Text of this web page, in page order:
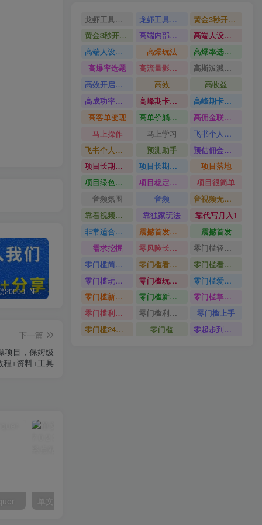
白菜价解锁20000+N个赚钱机会，加入轻创终点站会员，全站资源免费学习。
下一篇
项目，保姆级
程+资料+工具
龙虾工具完整部署教学图文视频理财多赛道AI变现 龙虾工具完整部署教学
黄金3秒开头与标题海报玩法六大运营硬核技能高效变现
黄金3秒开头与标题海报玩法
高端内部魔灵召唤挂G打金
高端人设搭建积累客户信任图文剪辑谈单转化实操教学
高端人设搭建积累客户信任
高爆玩法
高爆率选题方法
高爆率选题
高流量影视片
高斯泼溅与游戏化交互课程
高效开启跨境賺钱新通道
高效
高收益
高成功率爆款全流程打法
高峰期卡顿利润被抽干私域直播核心痛点解析
高峰期卡顿利润被抽干
高客单变现
高单价躺賺玩法
高佣金联盟课
马上操作
马上学习
飞书个人版100G注册教程无需额外扩容
飞书个人版100G注册教程
预测助手
预估佣金有2200
项目长期稳定宝妈上班族既能兼职增收
项目长期稳定
项目落地
项目绿色长久
项目稳定落地两年以上
项目很简单
音频氛围
音频
音视频无损切割剪辑神器
靠看视频就能在YouTube上賺到钱
靠独家玩法
靠代写月入1
非常适合小白快速上手
震撼首发小白利用电脑做游戏搬砖
震撼首发
需求挖掘
零风险长期做
零门槛轻资产创业
零门槛简单易上手
零门槛看完就能上手只需一部手机轻松日收30
零门槛看完就能上手
零门槛玩转伙伴计划与精选独家单日稳定收益1k
零门槛玩转伙伴计划与精选独家
零门槛爱奇艺变现冷门赛道
零门槛新手快速入门闲鱼电商日赚百元新手必看教程
零门槛新手快速入门闲鱼电商日赚百元
零门槛掌握汽车赛道变现玩法
零门槛利用AI只需几分钟轻松做出带货短视频
零门槛利用AI
零门槛上手
零门槛24小时无人值守被动创收项目
零门槛 零起步到独立实操